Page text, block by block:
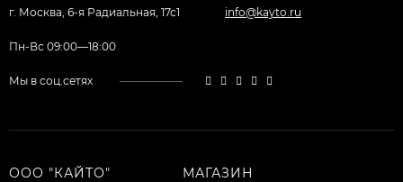
г. Москва, 6-я Радиальная, 17с1 info@kayto.ru
Пн-Вс 09:00—18:00
Мы в соц.сетях
ООО "КАЙТО" МАГАЗИН